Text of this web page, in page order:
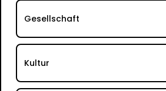
Gesellschaft
Kultur